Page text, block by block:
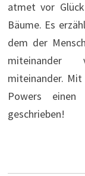
atmet vor
Bäume. Es
dem der
miteinander
miteinander. Mit
Powers
geschrieben!